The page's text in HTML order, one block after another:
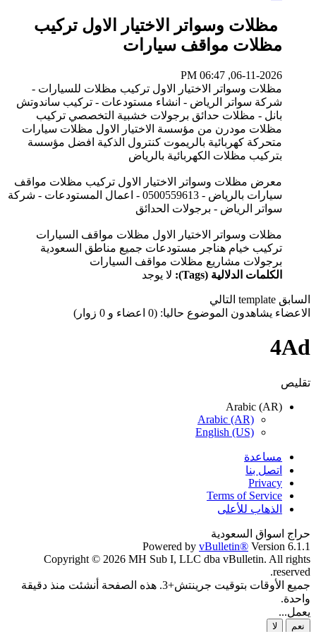
مظلات وسواتر الاختيار الاول تركيب
مظلات مواقف سيارات
06-11-2026, 06:47 PM
مظلات وسواتر الاختيار الاول تركيب مظلات للسيارات -
شركة سواتر الرياض - انشاء مستودعات - تركيب ساندوتش
بانل - مظلات حدائق برجولات خشبية التخصصي تركيب
مظلات مودرن من مؤسسة الاختيار الاول مظلات سيارات
متحركة كهربائية بالريموت كنترول الذكية افضل مؤسسة
بتركيب مظلات الكهربائية بالرياض
معرض مظلات وسواتر الاختيار الاول تركيب مظلات مواقف
سيارات بالرياض - 0500559613 - اعمال المستودعات - شركة
سواتر الرياض - برجولات الحدائق
مظلات وسواتر الاختيار الاول مظلات مواقف السيارات
تركيب خيام هناجر مستودعات جميع مناطق السعودية
برجولات مشاريع مظلات مواقف السيارات
الكلمات الدلالية (Tags):
لا يوجد
السابق template التالي
الاعضاء يشاهدون الموضوع حاليا: (0 اعضاء و 0 زوار)
4Ad
تقليص
Arabic (AR)
Arabic (AR)
English (US)
مساعدة
اتصل بنا
Privacy
Terms of Service
الذهاب للأعلى
حراج اسواق السعودية
Powered by vBulletin® Version 6.1.1
Copyright © 2026 MH Sub I, LLC dba vBulletin. All rights
reserved.
جميع الأوقات بتوقيت جرينتش+3. هذه الصفحة أنشئت منذ دقيقة
واحدة.
يعمل...
نعم لا